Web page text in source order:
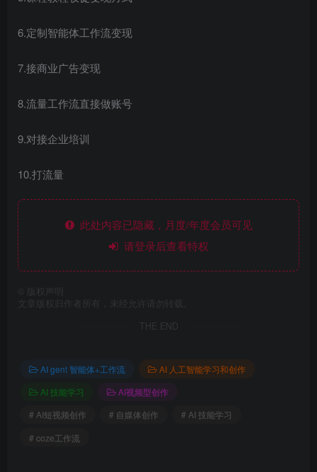
6.定制智能体工作流变现
7.接商业广告变现
8.流量工作流直接做账号
9.对接企业培训
10.打流量
此处内容已隐藏，月度/年度会员可见
请登录后查看特权
版权声明
文章版权归作者所有，未经允许请勿转载。
THE END
AI gent 智能体+工作流
AI 人工智能学习和创作
AI 技能学习
AI视频型创作
# AI短视频创作
# 自媒体创作
# AI 技能学习
# coze工作流